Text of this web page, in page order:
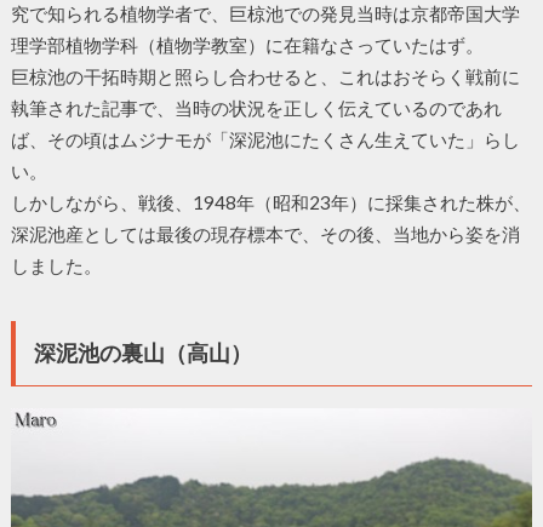
究で知られる植物学者で、巨椋池での発見当時は京都帝国大学
理学部植物学科（植物学教室）に在籍なさっていたはず。
巨椋池の干拓時期と照らし合わせると、これはおそらく戦前に
執筆された記事で、当時の状況を正しく伝えているのであれ
ば、その頃はムジナモが「深泥池にたくさん生えていた」らし
い。
しかしながら、戦後、1948年（昭和23年）に採集された株が、
深泥池産としては最後の現存標本で、その後、当地から姿を消
しました。
深泥池の裏山（高山）